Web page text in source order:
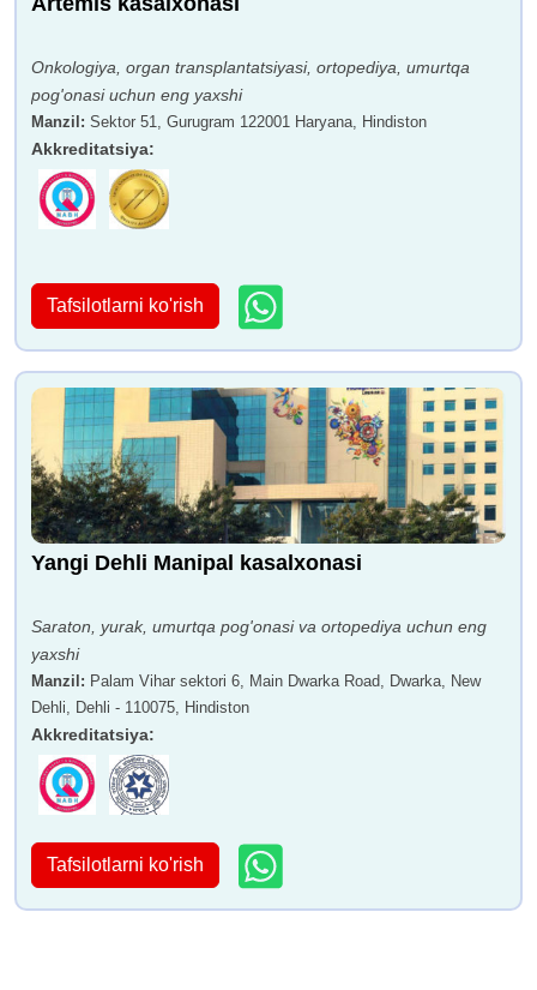
Onkologiya, organ transplantatsiyasi, ortopediya, umurtqa
pog'onasi uchun eng yaxshi
Manzil : Sektor 51, Gurugram 122001 Haryana, Hindiston
Akkreditatsiya:
Tafsilotlarni ko'rish
Yangi Dehli Manipal kasalxonasi
Saraton, yurak, umurtqa pog'onasi va ortopediya uchun eng
yaxshi
Manzil : Palam Vihar sektori 6, Main Dwarka Road, Dwarka, New
Dehli, Dehli - 110075, Hindiston
Akkreditatsiya:
Tafsilotlarni ko'rish